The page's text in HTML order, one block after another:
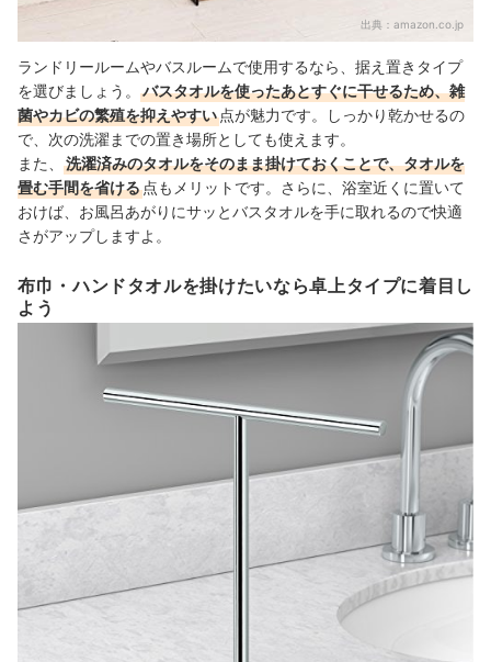
出典： amazon.co.jp
ランドリールームやバスルームで使用するなら、据え置きタイプ
を選びましょう。
バスタオルを使ったあとすぐに干せるため、雑
菌やカビの繁殖を抑えやすい 点が魅力です。しっかり乾かせるの
で、次の洗濯までの置き場所としても使えます。
また、
洗濯済みのタオルをそのまま掛けておくことで、タオルを
畳む手間を省ける 点もメリットです。さらに、浴室近くに置いて
おけば、お風呂あがりにサッとバスタオルを手に取れるので快適
さがアップしますよ。
布巾・ハンドタオルを掛けたいなら卓上タイプに着目し
よう